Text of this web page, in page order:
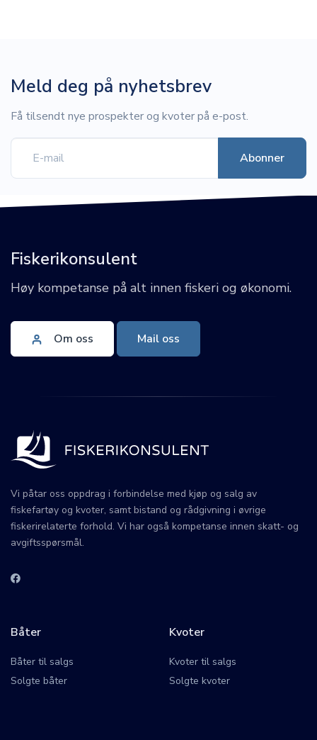
Meld deg på nyhetsbrev
Få tilsendt nye prospekter og kvoter på e-post.
Fiskerikonsulent
Høy kompetanse på alt innen fiskeri og økonomi.
Om oss Mail oss
Vi påtar oss oppdrag i forbindelse med kjøp og salg av
fiskefartøy og kvoter, samt bistand og rådgivning i øvrige
fiskerirelaterte forhold. Vi har også kompetanse innen skatt- og
avgiftsspørsmål.
Båter
Båter til salgs
Solgte båter
Kvoter
Kvoter til salgs
Solgte kvoter